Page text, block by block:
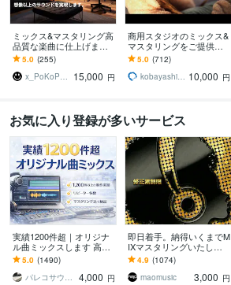
ミックス&マスタリング高
品質な楽曲に仕上げます
★ 基本作業全て込み！ト
ラック数制限なし★
5.0 (255)
x_PoKoPen_x
15,000 円
商用スタジオのミックス&
マスタリングをご提供し
ます 業界20年の経験があ
る現役エンジニアが幅広
いジャンルに対応！
5.0 (712)
kobayashi48 10,000 円
お気に入り登録が多いサービス
実績1200件超｜オリジナ
ル曲ミックスします 高評
価多数・マスタリング込
で納品
5.0 (1490)
パレコサウンド
4,000 円
即日着手。納得いくまでM
IXマスタリングいたしま
す 実績1000件突破。修正
無制限。高品質な音を最
速で。
4.9 (1074)
maomusic
3,000 円